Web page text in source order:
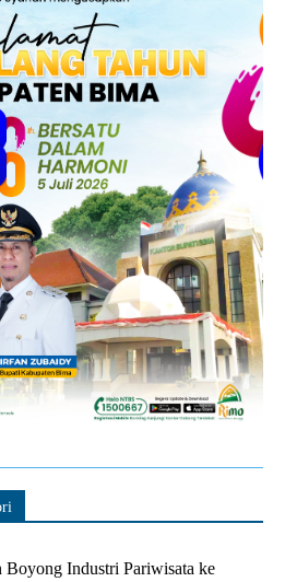
Industri Pariwisata ke